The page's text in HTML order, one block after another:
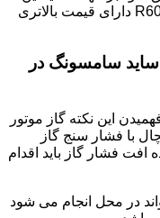
می باشد.لازم به ذکر می باشد که گاز R600a دارای قیمت بالاتری
ساید سامسونگ در
این نکته گاز موتور
با فشار سنج گاز
افت فشار گاز باید اقدام
در محل انجام می شود